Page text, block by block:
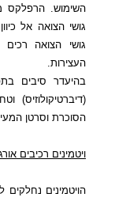
השימוש. הרפלקס
גושי הצואה אל
גושי הצואה
העצירות.
בהיעדר סיבים
(דיברטיקולוזיס)
הסוכרת וסרטן
ויטמינים רכיבים
הויטמינים נחלקים